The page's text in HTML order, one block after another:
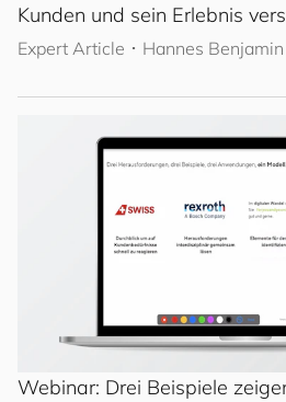
Kunden und sein Erlebnis
Expert Article ･ Hannes
Webinar: Drei Beispiele